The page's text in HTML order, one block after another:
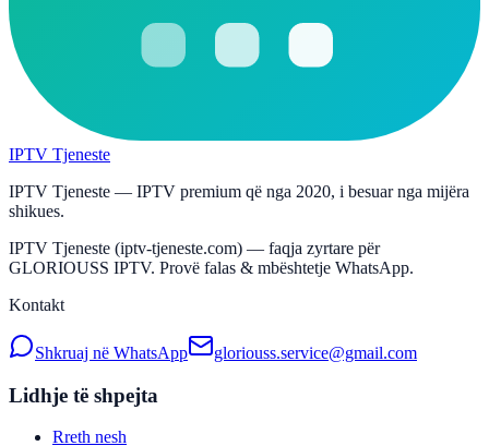
IPTV Tjeneste
IPTV Tjeneste — IPTV premium që nga 2020, i besuar nga mijëra
shikues.
IPTV Tjeneste (iptv-tjeneste.com) — faqja zyrtare për
GLORIOUSS IPTV. Provë falas & mbështetje WhatsApp.
Kontakt
Shkruaj në WhatsApp gloriouss.service@gmail.com
Lidhje të shpejta
Rreth nesh